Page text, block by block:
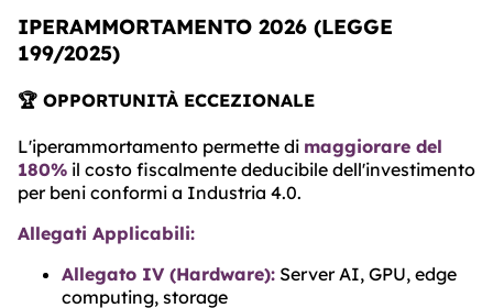
IPERAMMORTAMENTO 2026 (LEGGE
199/2025)
🏆 OPPORTUNITÀ ECCEZIONALE
L'iperammortamento permette di maggiorare del
180% il costo fiscalmente deducibile dell'investimento
per beni conformi a Industria 4.0.
Allegati Applicabili:
Allegato IV (Hardware): Server AI, GPU, edge
computing, storage